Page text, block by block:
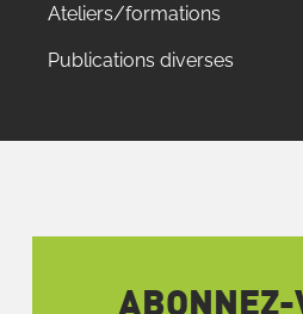
Ateliers/formations
Publications diverses
ABONNEZ-